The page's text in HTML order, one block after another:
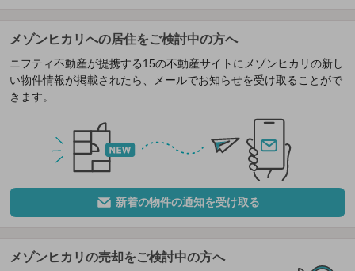
メゾンヒカリへの居住をご検討中の方へ
ニフティ不動産が提携する15の不動産サイトにメゾンヒカリの新し
い物件情報が掲載されたら、メールでお知らせを受け取ることがで
きます。
新着の物件の通知を受け取る
メゾンヒカリの売却をご検討中の方へ